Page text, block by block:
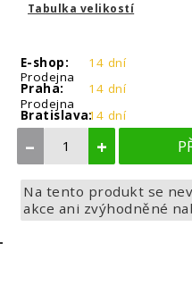
Tabulka velikostí
E-shop:
14 dní
Prodejna
Praha:
14 dní
Prodejna
Bratislava:14 dní
– +
Na tento produkt se
akce ani zvýhodněné